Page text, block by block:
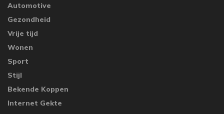
Automotive
Gezondheid
Vrije tijd
Wonen
Sport
Stijl
Bekende Koppen
Internet Gekte